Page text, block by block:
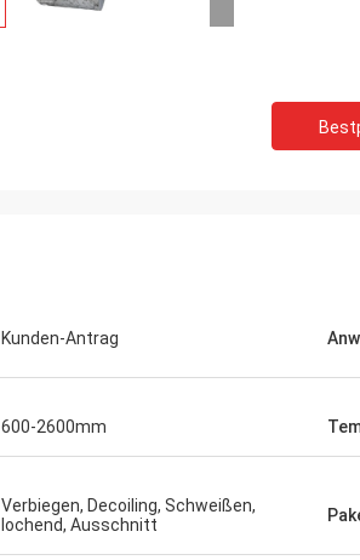
Kunden-Antrag
600-2600mm
Verbiegen, Decoiling, Schweißen,
lochend, Ausschnitt